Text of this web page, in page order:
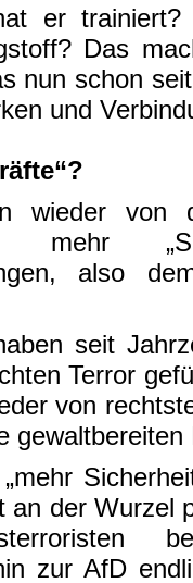
seit
Terror
von
„mehr
an der Wurzel
zur AfD
unter
ganze
Der
sagte dazu:
Staat um
das
in